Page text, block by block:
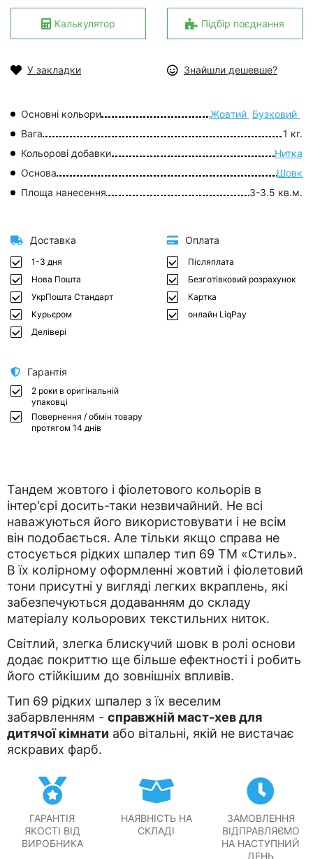
Калькулятор Підбір поєднання
У закладки Знайшли дешевше?
Основні кольори Жовтий Бузковий
Вага
1 кг.
Кольорові добавки
Нитка
Основа
Шовк
Площа нанесення
3-3.5 кв.м.
Доставка
1-3 дня
Нова Пошта
УкрПошта Стандарт
Курьєром
Делівері
Оплата
Післяплата
Безготівковий розрахунок
Картка
онлайн LiqPay
Гарантія
2 роки в оригінальній
упаковці
Повернення / обмін товару
протягом 14 днів
Тандем жовтого і фіолетового кольорів в
інтер'єрі досить-таки незвичайний. Не всі
наважуються його використовувати і не всім
він подобається. Але тільки якщо справа не
стосується рідких шпалер тип 69 ТМ «Стиль».
В їх колірному оформленні жовтий і фіолетовий
тони присутні у вигляді легких вкраплень, які
забезпечуються додаванням до складу
матеріалу кольорових текстильних ниток.
Світлий, злегка блискучий шовк в ролі основи
додає покриттю ще більше ефектності і робить
його стійкішим до зовнішніх впливів.
Тип 69 рідких шпалер з їх веселим
забарвленням - справжній маст-хев для
дитячої кімнати або вітальні, якій не вистачає
яскравих фарб.
ГАРАНТІЯ
ЯКОСТІ ВІД
ВИРОБНИКА
НАЯВНІСТЬ НА
СКЛАДІ
ЗАМОВЛЕННЯ
ВІДПРАВЛЯЄМО
НА НАСТУПНИЙ
ДЕНЬ